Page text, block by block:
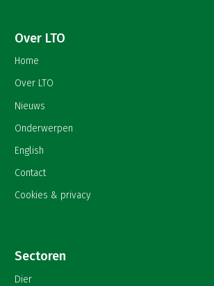
Over LTO
Home
Over LTO
Nieuws
Onderwerpen
English
Contact
Cookies & privacy
Sectoren
Dier